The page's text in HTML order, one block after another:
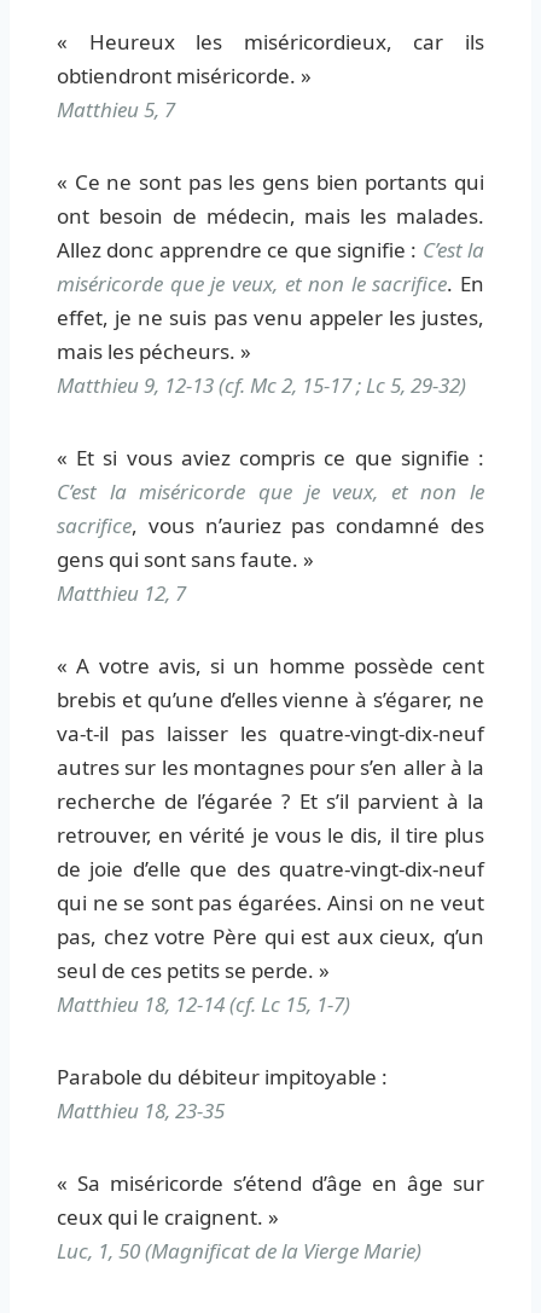
« Heureux les miséricordieux, car ils
obtiendront miséricorde. »
Matthieu 5, 7
« Ce ne sont pas les gens bien portants qui
ont besoin de médecin, mais les malades.
Allez donc apprendre ce que signifie : C’est la
miséricorde que je veux, et non le sacrifice. En
effet, je ne suis pas venu appeler les justes,
mais les pécheurs. »
Matthieu 9, 12-13 (cf. Mc 2, 15-17 ; Lc 5, 29-32)
« Et si vous aviez compris ce que signifie :
C’est la miséricorde que je veux, et non le
sacrifice, vous n’auriez pas condamné des
gens qui sont sans faute. »
Matthieu 12, 7
« A votre avis, si un homme possède cent
brebis et qu’une d’elles vienne à s’égarer, ne
va-t-il pas laisser les quatre-vingt-dix-neuf
autres sur les montagnes pour s’en aller à la
recherche de l’égarée ? Et s’il parvient à la
retrouver, en vérité je vous le dis, il tire plus
de joie d’elle que des quatre-vingt-dix-neuf
qui ne se sont pas égarées. Ainsi on ne veut
pas, chez votre Père qui est aux cieux, q’un
seul de ces petits se perde. »
Matthieu 18, 12-14 (cf. Lc 15, 1-7)
Parabole du débiteur impitoyable :
Matthieu 18, 23-35
« Sa miséricorde s’étend d’âge en âge sur
ceux qui le craignent. »
Luc, 1, 50 (Magnificat de la Vierge Marie)